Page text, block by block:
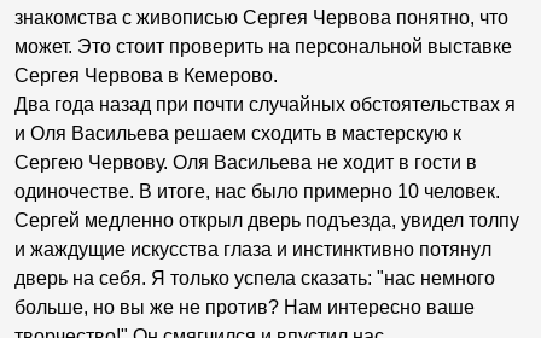
знакомства с живописью Сергея Червова понятно, что
может. Это стоит проверить на персональной выставке
Сергея Червова в Кемерово.
Два года назад при почти случайных обстоятельствах я
и Оля Васильева решаем сходить в мастерскую к
Сергею Червову. Оля Васильева не ходит в гости в
одиночестве. В итоге, нас было примерно 10 человек.
Сергей медленно открыл дверь подъезда, увидел толпу
и жаждущие искусства глаза и инстинктивно потянул
дверь на себя. Я только успела сказать: "нас немного
больше, но вы же не против? Нам интересно ваше